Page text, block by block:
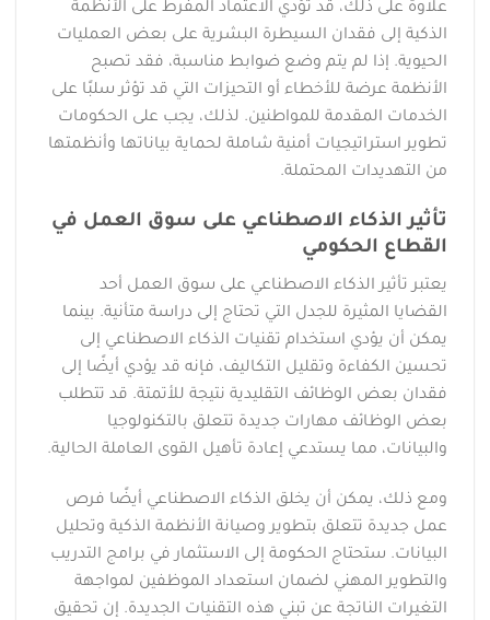
علاوة على ذلك، قد تؤدي الاعتماد المفرط على الأنظمة
الذكية إلى فقدان السيطرة البشرية على بعض العمليات
الحيوية. إذا لم يتم وضع ضوابط مناسبة، فقد تصبح
الأنظمة عرضة للأخطاء أو التحيزات التي قد تؤثر سلبًا على
الخدمات المقدمة للمواطنين. لذلك، يجب على الحكومات
تطوير استراتيجيات أمنية شاملة لحماية بياناتها وأنظمتها
من التهديدات المحتملة.
تأثير الذكاء الاصطناعي على سوق العمل في
القطاع الحكومي
يعتبر تأثير الذكاء الاصطناعي على سوق العمل أحد
القضايا المثيرة للجدل التي تحتاج إلى دراسة متأنية. بينما
يمكن أن يؤدي استخدام تقنيات الذكاء الاصطناعي إلى
تحسين الكفاءة وتقليل التكاليف، فإنه قد يؤدي أيضًا إلى
فقدان بعض الوظائف التقليدية نتيجة للأتمتة. قد تتطلب
بعض الوظائف مهارات جديدة تتعلق بالتكنولوجيا
والبيانات، مما يستدعي إعادة تأهيل القوى العاملة الحالية.
ومع ذلك، يمكن أن يخلق الذكاء الاصطناعي أيضًا فرص
عمل جديدة تتعلق بتطوير وصيانة الأنظمة الذكية وتحليل
البيانات. ستحتاج الحكومة إلى الاستثمار في برامج التدريب
والتطوير المهني لضمان استعداد الموظفين لمواجهة
التغيرات الناتجة عن تبني هذه التقنيات الجديدة. إن تحقيق